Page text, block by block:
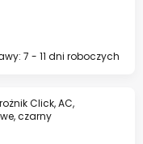
7 - 11 dni roboczych
Click, AC,
czarny